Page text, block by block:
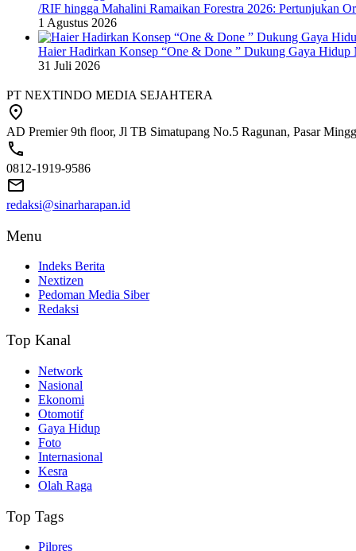
/RIF hingga Mahalini Ramaikan Forestra 2026: Pertunjukan
1 Agustus 2026
Haier Hadirkan Konsep “One & Done ” Dukung Gaya Hidup
31 Juli 2026
PT NEXTINDO MEDIA SEJAHTERA
AD Premier 9th floor, Jl TB Simatupang No.5 Ragunan, Pasar
0812-1919-9586
redaksi@sinarharapan.id
Menu
Indeks Berita
Nextizen
Pedoman Media Siber
Redaksi
Top Kanal
Network
Nasional
Ekonomi
Otomotif
Gaya Hidup
Foto
Internasional
Kesra
Olah Raga
Top Tags
Pilpres